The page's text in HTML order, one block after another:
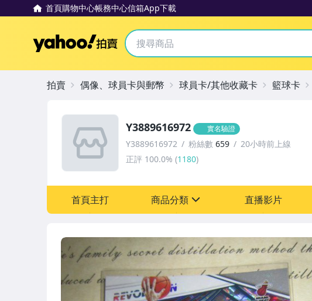
首頁購物中心帳務中心信箱App下載
Yahoo拍賣
Y3889616972 實名驗證
Y3889616972 粉絲數 659
20小時前上線
正評 100.0% (1180)
首頁主打 商品分類 直播影片
拍賣 偶像、球員卡與郵幣 球員卡/其他收藏卡 籃球卡